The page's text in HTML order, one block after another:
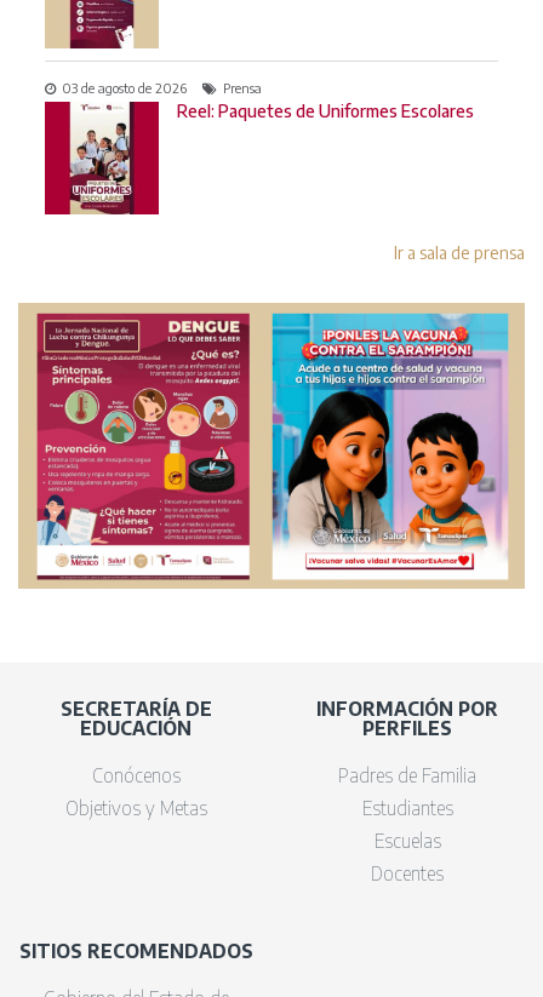
03 de agosto de 2026 Prensa
Reel: Paquetes de Uniformes Escolares
Ir a sala de prensa
SECRETARÍA DE
EDUCACIÓN
Conócenos
Objetivos y Metas
INFORMACIÓN POR
PERFILES
Padres de Familia
Estudiantes
Escuelas
Docentes
SITIOS RECOMENDADOS